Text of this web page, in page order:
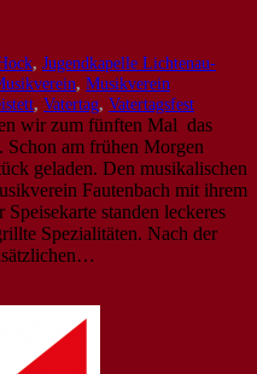
, Jugendkapelle Lichtenau-
, Musikverein
, Vatertag, Vatertagsfest
wir zum fünften Mal das
Schon am frühen Morgen
geladen. Den musikalischen
Fautenbach mit ihrem
standen leckeres
Spezialitäten. Nach der